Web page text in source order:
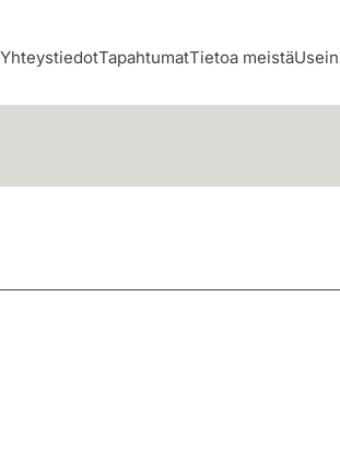
YhteystiedotTapahtumatTietoa meistä